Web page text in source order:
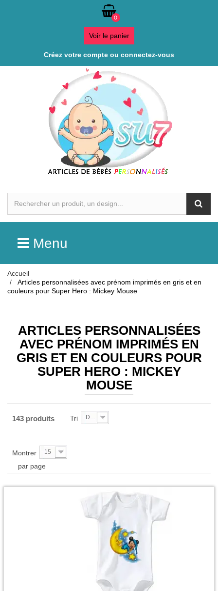
0
Voir le panier
Créez votre compte ou connectez-vous
Menu
Accueil
Articles personnalisées avec prénom imprimés en gris et en
couleurs pour Super Hero : Mickey Mouse
ARTICLES PERSONNALISÉES
AVEC PRÉNOM IMPRIMÉS EN
GRIS ET EN COULEURS POUR
SUPER HERO : MICKEY
MOUSE
143 produits Tri De A à Z
Montrer 15
par page